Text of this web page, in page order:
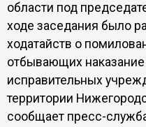
области под
ходе заседания было
ходатайств о
отбывающих
исправительных
территории
сообщает пресс-